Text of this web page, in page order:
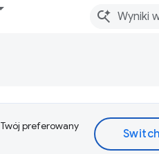
preferowany